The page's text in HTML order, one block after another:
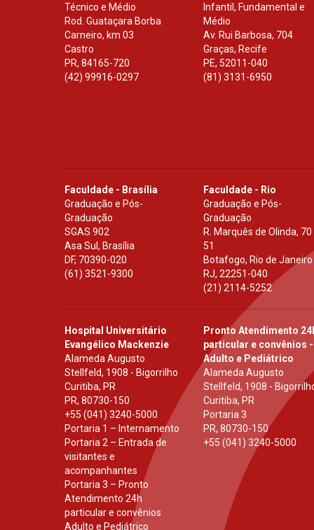
Técnico e Médio
Rod. Guataçara Borba
Carneiro, km 03
Castro
PR, 84165-720
(42) 99916-0297
Infantil, Fundamental e
Médio
Av. Rui Barbosa, 704
Graças, Recife
PE, 52011-040
(81) 3131-6950
Faculdade - Brasília
Graduação e Pós-
Graduação
SGAS 902
Asa Sul, Brasília
DF, 70390-020
(61) 3521-9300
Faculdade - Rio
Graduação e Pós-
Graduação
R. Marquês de Olinda, 70
51
Botafogo, Rio de Janeiro
RJ,22251-040
(21) 2114-5252
Hospital Universitário
Evangélico Mackenzie
Alameda Augusto
Stellfeld, 1908 - Bigorrilho
Curitiba, PR
PR, 80730-150
+55 (041) 3240-5000
Portaria 1 – Internamento
Portaria 2 – Entrada de
visitantes e
acompanhantes
Portaria 3 – Pronto
Atendimento 24h
particular e convênios
Adulto e Pediátrico
Pronto Atendimento
particular e convênios -
Adulto e Pediátrico
Alameda Augusto
Stellfeld, 1908 -
Curitiba, PR
Portaria 3
PR,80730-150
+55 (041) 3240-5000